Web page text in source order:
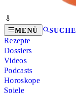
MENÜ SUCHE
Rezepte
Dossiers
Videos
Podcasts
Horoskope
Spiele